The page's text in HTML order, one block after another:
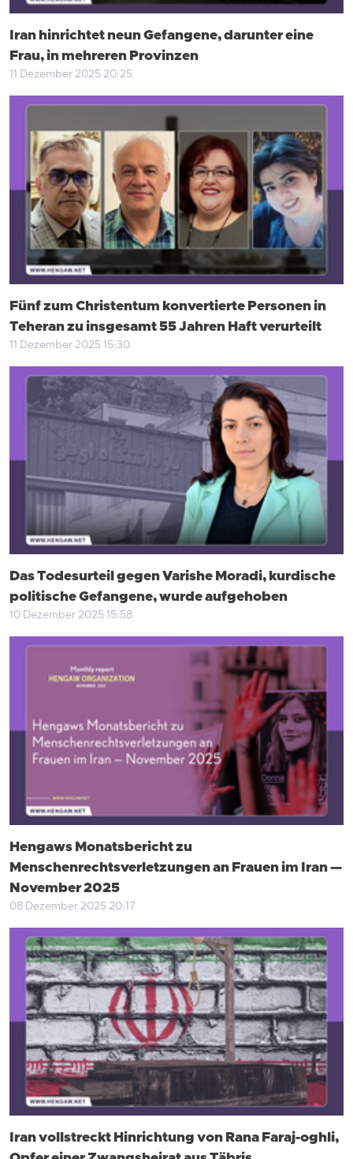
Iran hinrichtet neun Gefangene, darunter eine
Frau, in mehreren Provinzen
11 Dezember 2025 20:25
Fünf zum Christentum konvertierte Personen in
Teheran zu insgesamt 55 Jahren Haft verurteilt
11 Dezember 2025 15:30
Das Todesurteil gegen Varishe Moradi, kurdische
politische Gefangene, wurde aufgehoben
10 Dezember 2025 15:58
Hengaws Monatsbericht zu
Menschenrechtsverletzungen an Frauen im Iran —
November 2025
08 Dezember 2025 20:17
Iran vollstreckt Hinrichtung von Rana Faraj-oghli,